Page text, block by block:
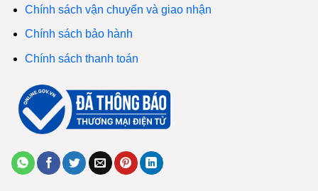
Chính sách vận chuyển và giao nhận
Chính sách bảo hành
Chính sách thanh toán